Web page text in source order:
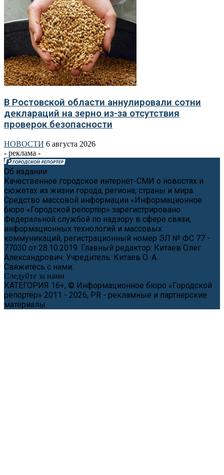
В Ростовской области аннулировали сотни
деклараций на зерно из-за отсутствия
проверок безопасности
НОВОСТИ 6 августа 2026
- реклама -
Об издании
Качественное городское интернет-СМИ о новостях и
сюжетах из жизни города, региона, страны и мира.
Средство массовой информации «Информационное
бюро «Городской репортёр» зарегистрировано
Федеральной службой по надзору в сфере связи,
информационных технологий и массовых
коммуникаций, регистрационный номер ЭЛ № ФС 77 -
77030 от 28.10.2019. Главный редактор: Китаев Олег
Александрович. Учредитель: Китаев О. А.
Свяжитесь с нами:
Следуйте за нами
КАТЕГОРИЯ 16+, © Информационное бюро «Городской
репортёр» 2011 - 2026, PR - рекламные и партнерские
материалы.